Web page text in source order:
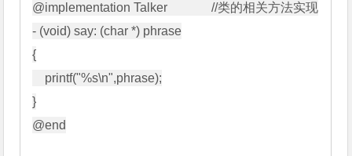
@implementation Talker              //类的相关方法实现
- (void) say: (char *) phrase
{
}
@end